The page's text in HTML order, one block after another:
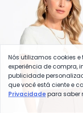
Nós utilizamos cookies
experiência de compra,
publicidade
que você está ciente e
Privacidadepara saber